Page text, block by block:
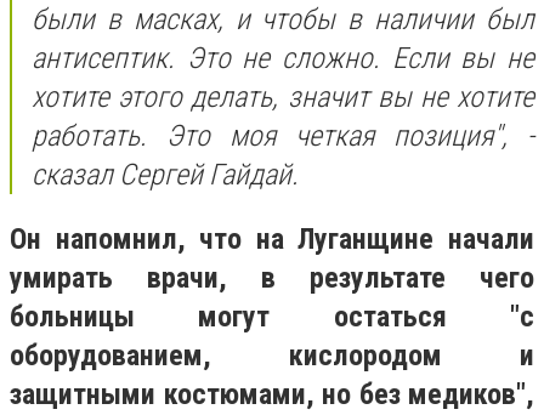
были в масках, и чтобы в наличии был
антисептик. Это не сложно. Если вы не
хотите этого делать, значит вы не хотите
работать. Это моя четкая позиция", -
сказал Сергей Гайдай.
Он напомнил, что на Луганщине начали
умирать врачи, в результате чего
больницы могут остаться "с
оборудованием, кислородом и
защитными костюмами, но без медиков",